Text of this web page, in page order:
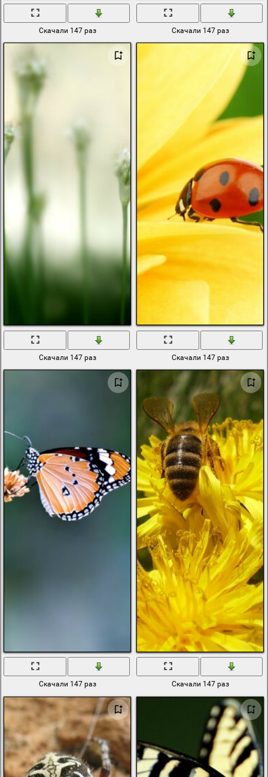
Скачали 147 раз Скачали 147 раз
Скачали 147 раз Скачали 147 раз
Скачали 147 раз Скачали 147 раз